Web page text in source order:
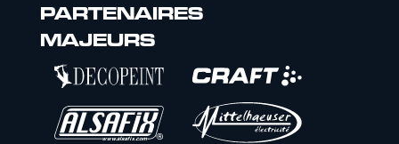
PARTENAIRES
MAJEURS